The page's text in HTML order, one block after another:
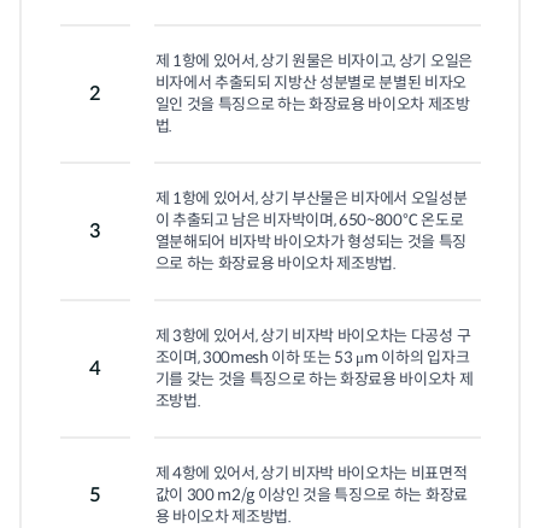
2
제 1항에 있어서, 상기 원물은 비자이고, 상기 오일은
비자에서 추출되되 지방산 성분별로 분별된 비자오
일인 것을 특징으로 하는 화장료용 바이오차 제조방
법.
3
제 1항에 있어서, 상기 부산물은 비자에서 오일성분
이 추출되고 남은 비자박이며, 650~800℃ 온도로
열분해되어 비자박 바이오차가 형성되는 것을 특징
으로 하는 화장료용 바이오차 제조방법.
4
제 3항에 있어서, 상기 비자박 바이오차는 다공성 구
조이며, 300mesh 이하 또는 53 μm 이하의 입자크
기를 갖는 것을 특징으로 하는 화장료용 바이오차 제
조방법.
5
제 4항에 있어서, 상기 비자박 바이오차는 비표면적
값이 300 m2/g 이상인 것을 특징으로 하는 화장료
용 바이오차 제조방법.